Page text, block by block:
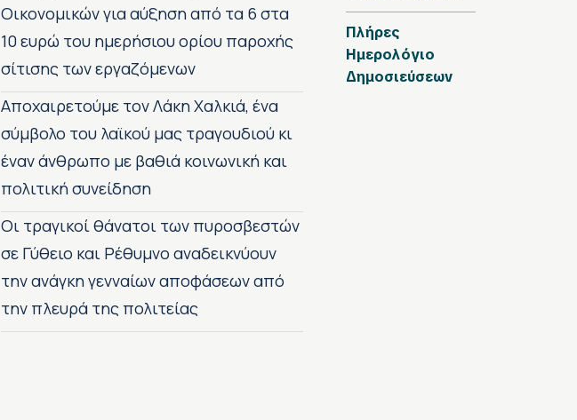
Οικονομικών για αύξηση από τα 6 στα
10 ευρώ του ημερήσιου ορίου παροχής
σίτισης των εργαζόμενων
Αποχαιρετούμε τον Λάκη Χαλκιά, ένα
σύμβολο του λαϊκού μας τραγουδιού κι
έναν άνθρωπο με βαθιά κοινωνική και
πολιτική συνείδηση
Οι τραγικοί θάνατοι των πυροσβεστών
σε Γύθειο και Ρέθυμνο αναδεικνύουν
την ανάγκη γενναίων αποφάσεων από
την πλευρά της πολιτείας
Πλήρες
Ημερολόγιο
Δημοσιεύσεων